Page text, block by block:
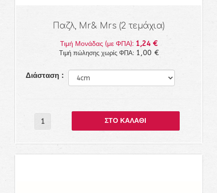
Παζλ, Mr& Mrs (2 τεμάχια)
Τιμή Μονάδας (με ΦΠΑ): 1,24 €
Τιμή πώλησης χωρίς ΦΠΑ: 1,00 €
Διάσταση :